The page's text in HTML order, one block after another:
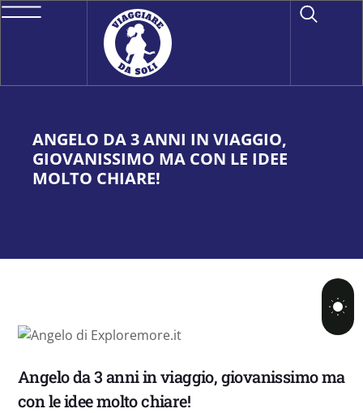
ANGELO DA 3 ANNI IN VIAGGIO,
GIOVANISSIMO MA CON LE IDEE
MOLTO CHIARE!
Angelo da 3 anni in viaggio, giovanissimo ma
con le idee molto chiare!